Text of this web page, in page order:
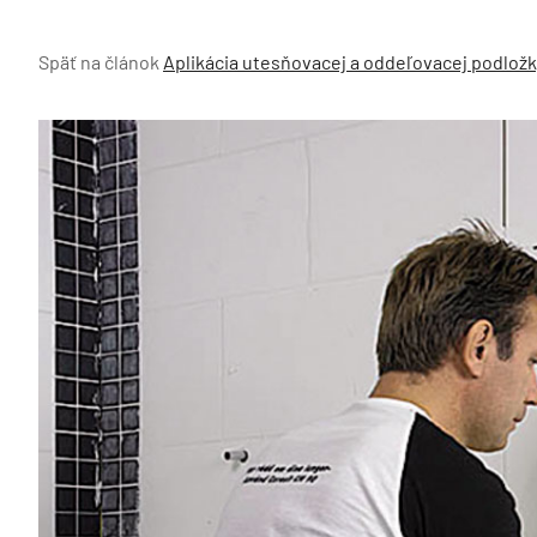
Späť na článok Aplikácia utesňovacej a oddeľovacej